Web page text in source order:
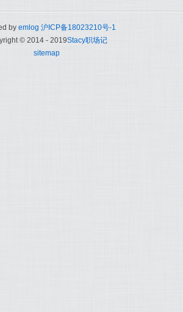
by emlog 沪ICP备18023210号-1
© 2014 - 2019Stacy职场记
sitemap